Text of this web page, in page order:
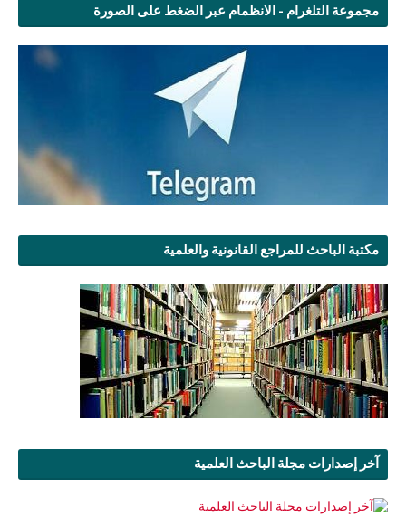
مجموعة التلغرام - الانظمام عبر الضغط على الصورة
مكتبة الباحث للمراجع القانونية والعلمية
آخر إصدارات مجلة الباحث العلمية